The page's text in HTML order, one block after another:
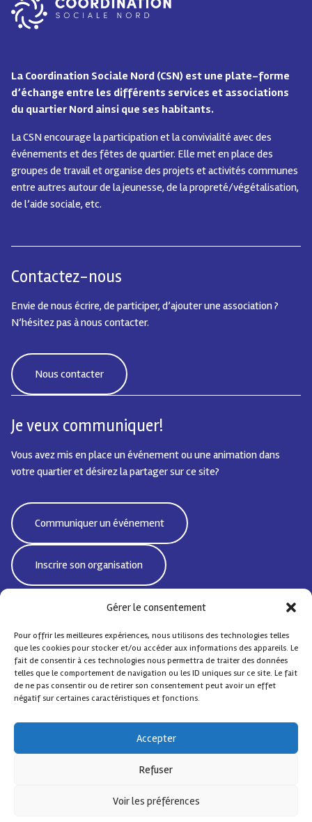
Gérer le consentement
Pour offrir les meilleures expériences, nous utilisons des technologies telles
que les cookies pour stocker et/ou accéder aux informations des appareils. Le
fait de consentir à ces technologies nous permettra de traiter des données
telles que le comportement de navigation ou les ID uniques sur ce site. Le fait
de ne pas consentir ou de retirer son consentement peut avoir un effet
négatif sur certaines caractéristiques et fonctions.
Accepter
Refuser
Voir les préférences
La Coordination Sociale Nord (CSN) est une plate-forme
d’échange entre les différents services et associations
du quartier Nord ainsi que ses habitants.
La CSN encourage la participation et la convivialité avec des
événements et des fêtes de quartier. Elle met en place des
groupes de travail et organise des projets et activités communes
entre autres autour de la jeunesse, de la propreté/végétalisation,
de l’aide sociale, etc.
Contactez-nous
Envie de nous écrire, de participer, d’ajouter une association ?
N’hésitez pas à nous contacter.
Nous contacter
Je veux communiquer!
Vous avez mis en place un événement ou une animation dans
votre quartier et désirez la partager sur ce site?
Communiquer un événement
Inscrire son organisation
Bd Emile Jacqmain 95 | 1000 Bruxelles - Belgique
CoordiSocialeBxlNord@protonmail.com
© Coordination Sociale Nord